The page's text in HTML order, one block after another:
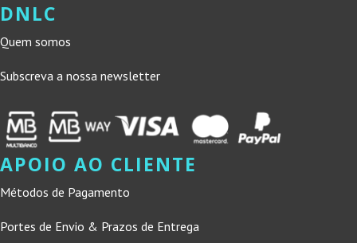
DNLC
Quem somos
Subscreva a nossa newsletter
APOIO AO CLIENTE
Métodos de Pagamento
Portes de Envio & Prazos de Entrega